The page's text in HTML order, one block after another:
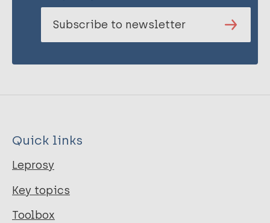
Subscribe to newsletter
Quick links
Leprosy
Key topics
Toolbox